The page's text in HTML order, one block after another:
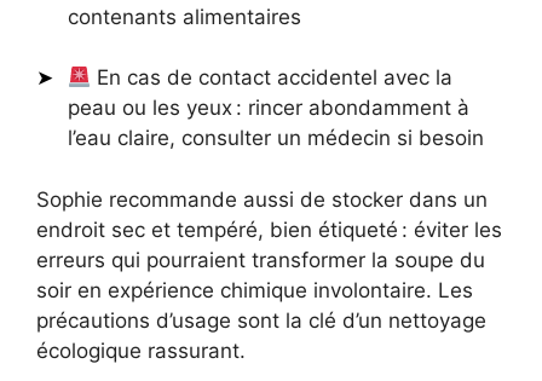
contenants alimentaires
En cas de contact accidentel avec la
peau ou les yeux : rincer abondamment à
l’eau claire, consulter un médecin si besoin
Sophie recommande aussi de stocker dans un
endroit sec et tempéré, bien étiqueté : éviter les
erreurs qui pourraient transformer la soupe du
soir en expérience chimique involontaire. Les
précautions d’usage sont la clé d’un nettoyage
écologique rassurant.